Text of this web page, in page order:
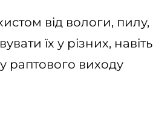
від вологи, пилу,
їх у різних, навіть
раптового виходу